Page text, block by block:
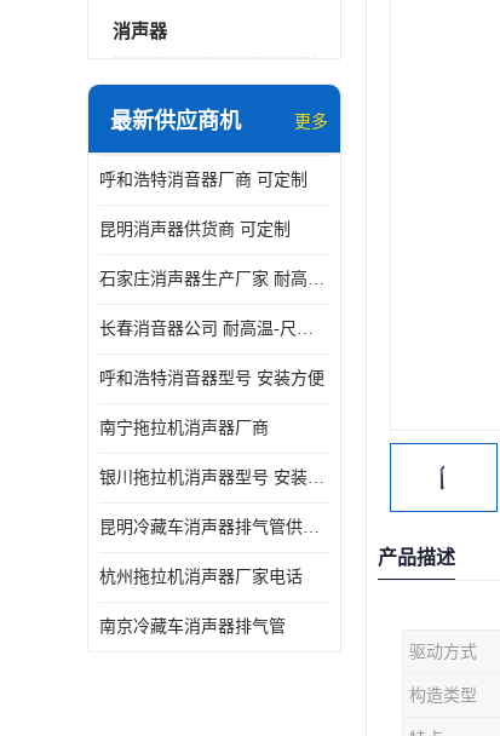
消声器
最新供应商机 更多
呼和浩特消音器厂商 可定制
昆明消声器供货商 可定制
石家庄消声器生产厂家 耐高温-尺寸可定制
长春消音器公司 耐高温-尺寸可定制
呼和浩特消音器型号 安装方便
南宁拖拉机消声器厂商
银川拖拉机消声器型号 安装方便
昆明冷藏车消声器排气管供货商 可定制
杭州拖拉机消声器厂家电话
南京冷藏车消声器排气管
产品描述
驱动方式
构造类型